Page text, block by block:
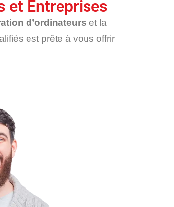
et Entreprises
d’ordinateurs et la
est prête à vous offrir